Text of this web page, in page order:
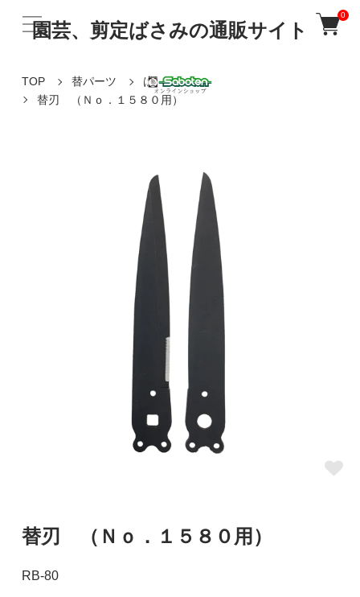
園芸、剪定ばさみの通販サイト
0
TOP 替パーツ
はさみの替刃
替刃 （Ｎｏ．１５８０用）
替刃 （Ｎｏ．１５８０用）
RB-80